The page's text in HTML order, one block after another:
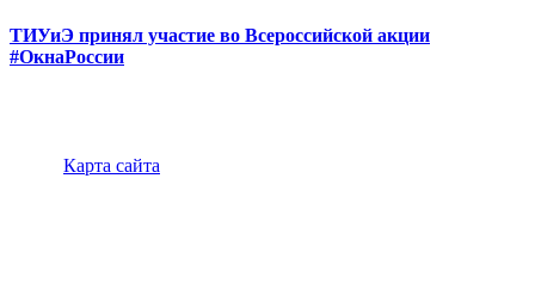
ТИУиЭ принял участие во Всероссийской акции
#ОкнаРоссии
Карта сайта